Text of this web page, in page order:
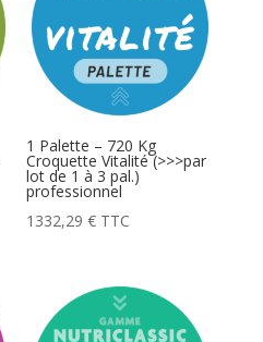
1 Palette – 720 Kg
Croquette Vitalité (>>>par
lot de 1 à 3 pal.)
professionnel
1332,29€ TTC